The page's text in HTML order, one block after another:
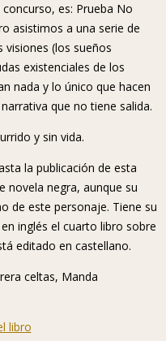
es: Prueba No
asistimos a una serie de
visiones (los sueños
existenciales de los
nada y lo único que hacen
que no tiene salida.
y sin vida.
la publicación de esta
novela negra, aunque su
de este personaje. Tiene su
inglés el cuarto libro sobre
editado en castellano.
celtas, Manda